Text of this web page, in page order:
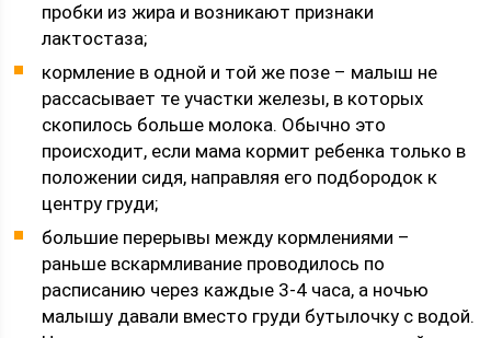
пробки из жира и возникают признаки
лактостаза;
кормление в одной и той же позе – малыш не
рассасывает те участки железы, в которых
скопилось больше молока. Обычно это
происходит, если мама кормит ребенка только в
положении сидя, направляя его подбородок к
центру груди;
большие перерывы между кормлениями –
раньше вскармливание проводилось по
расписанию через каждые 3-4 часа, а ночью
малышу давали вместо груди бутылочку с водой.